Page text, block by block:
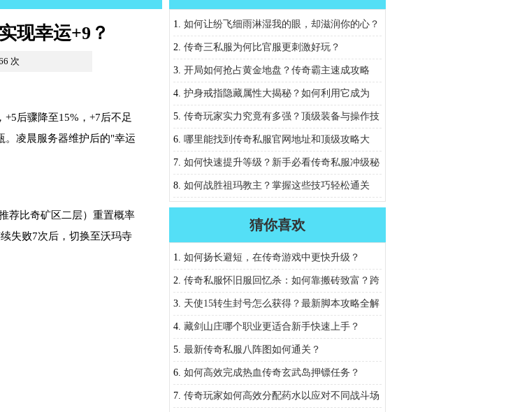
现幸运+9？
次
后骤降至15%，+7后不足
。凌晨服务器维护后的"幸运
荐比奇矿区二层）重置概率
失败7次后，切换至沃玛寺
1. 如何让纷飞细雨淋湿我的眼，却滋润你的心？
2. 传奇三私服为何比官服更刺激好玩？
3. 开局如何抢占黄金地盘？传奇霸主速成攻略
4. 护身戒指隐藏属性大揭秘？如何利用它成为
PK王者？
5. 传奇玩家实力究竟有多强？顶级装备与操作技
巧全解析
6. 哪里能找到传奇私服官网地址和顶级攻略大
全？
7. 如何快速提升等级？新手必看传奇私服冲级秘
籍
8. 如何战胜祖玛教主？掌握这些技巧轻松通关
猜你喜欢
1. 如何扬长避短，在传奇游戏中更快升级？
2. 传奇私服怀旧服回忆杀：如何靠搬砖致富？跨
越时间的长河也能积累财富
3. 天使15转生封号怎么获得？最新脚本攻略全解
析
4. 藏剑山庄哪个职业更适合新手快速上手？
5. 最新传奇私服八阵图如何通关？
6. 如何高效完成热血传奇玄武岛押镖任务？
7. 传奇玩家如何高效分配药水以应对不同战斗场